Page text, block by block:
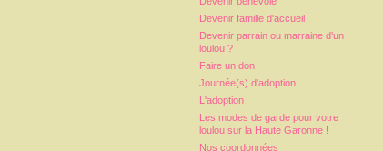
Devenir famille d'accueil
Devenir parrain ou marraine d'un
loulou ?
Faire un don
Journée(s) d'adoption
L'adoption
Les modes de garde pour votre
loulou sur la Haute Garonne !
Nos coordonnées